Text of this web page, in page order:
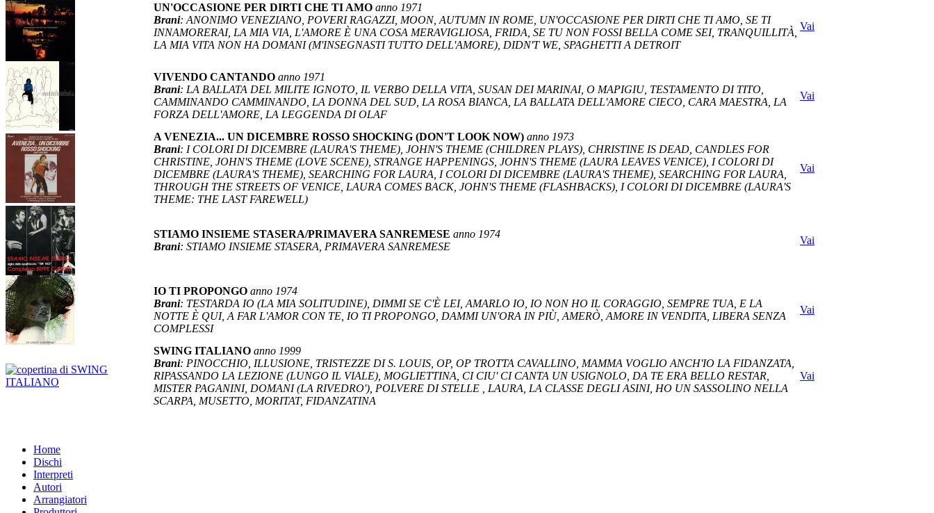
UN'OCCASIONE PER DIRTI CHE TI AMO anno 1971
Brani: ANONIMO VENEZIANO, POVERI RAGAZZI, MOON, AUTUMN IN ROME, UN'OCCASIONE PER DIRTI CHE TI AMO, SE TI
INNAMORERAI, LA MIA VIA, L'AMORE È UNA COSA MERAVIGLIOSA, FRIDA, SE TU NON FOSSI BELLA COME SEI, TRANQUILLITÀ,
LA MIA VITA NON HA DOMANI (M'INSEGNASTI TUTTO DELL'AMORE), DIDN'T WE, SPAGHETTI A DETROIT
Vai
VIVENDO CANTANDO anno 1971
Brani: LA BALLATA DEL MILITE IGNOTO, IL VERBO DELLA VITA, SUSAN DEI MARINAI, O MAPIGIU, TESTAMENTO DI TITO,
CAMMINANDO CAMMINANDO, LA DONNA DEL SUD, LA ROSA BIANCA, LA BALLATA DELL'AMORE CIECO, CARA MAESTRA, LA
FORZA DELL'AMORE, LA LEGGENDA DI OLAF
Vai
A VENEZIA... UN DICEMBRE ROSSO SHOCKING (DON'T LOOK NOW) anno 1973
Brani: I COLORI DI DICEMBRE (LAURA'S THEME), JOHN'S THEME (CHILDREN PLAYS), CHRISTINE IS DEAD, CANDLES FOR
CHRISTINE, JOHN'S THEME (LOVE SCENE), STRANGE HAPPENINGS, JOHN'S THEME (LAURA LEAVES VENICE), I COLORI DI
DICEMBRE (LAURA'S THEME), SEARCHING FOR LAURA, I COLORI DI DICEMBRE (LAURA'S THEME), SEARCHING FOR LAURA,
THROUGH THE STREETS OF VENICE, LAURA COMES BACK, JOHN'S THEME (FLASHBACKS), I COLORI DI DICEMBRE (LAURA'S
THEME: THE LAST FAREWELL)
Vai
STIAMO INSIEME STASERA/PRIMAVERA SANREMESE anno 1974
Brani: STIAMO INSIEME STASERA, PRIMAVERA SANREMESE
Vai
IO TI PROPONGO anno 1974
Brani: TESTARDA IO (LA MIA SOLITUDINE), DIMMI SE C'È LEI, AMARLO IO, IO NON HO IL CORAGGIO, SEMPRE TUA, E LA
NOTTE È QUI, A FAR L'AMOR CON TE, IO TI PROPONGO, DAMMI UN'ORA IN PIÙ, AMERÒ, AMORE IN VENDITA, LIBERA SENZA
COMPLESSI
Vai
SWING ITALIANO anno 1999
Brani: PINOCCHIO, ILLUSIONE, TRISTEZZE DI S. LOUIS, OP, OP TROTTA CAVALLINO, MAMMA VOGLIO ANCH'IO LA FIDANZATA,
RIPASSANDO LA LEZIONE (LUNGO IL VIALE), MOGLIETTINA, CI CIU' CI CANTA UN USIGNOLO, DA TE ERA BELLO RESTAR,
MISTER PAGANINI, DOMANI (LA RIVEDRO'), POLVERE DI STELLE , LAURA, LA CLASSE DEGLI ASINI, HO UN SASSOLINO NELLA
SCARPA, MUSETTO, MORITAT, FIDANZATINA
Vai
Home
Dischi
Interpreti
Autori
Arrangiatori